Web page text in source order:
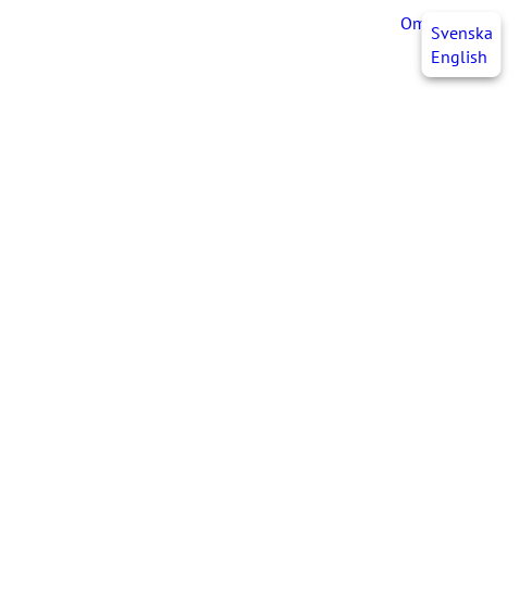
OmaJHLSvenska
English